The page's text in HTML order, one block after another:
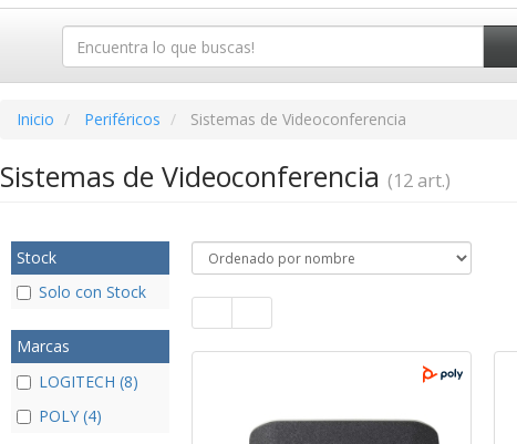
Inicio Periféricos Sistemas de Videoconferencia
Sistemas de Videoconferencia (12 art.)
Stock
Solo con Stock
Marcas
LOGITECH (8)
POLY (4)